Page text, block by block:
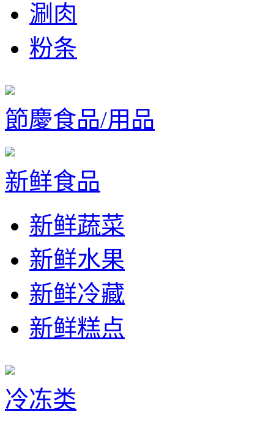
涮肉
粉条
節慶食品/用品
新鲜食品
新鲜蔬菜
新鲜水果
新鲜冷藏
新鲜糕点
冷冻类